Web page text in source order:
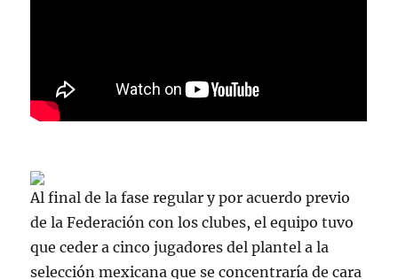
Al final de la fase regular y por acuerdo previo
de la Federación con los clubes, el equipo tuvo
que ceder a cinco jugadores del plantel a la
selección mexicana que se concentraría de cara